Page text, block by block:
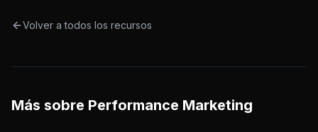
Volver a todos los recursos
Más sobre Performance Marketing